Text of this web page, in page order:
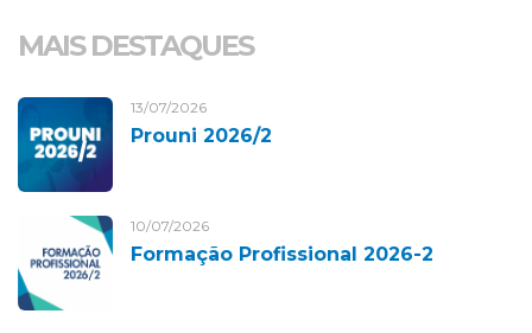
MAIS DESTAQUES
13/07/2026
Prouni 2026/2
10/07/2026
Formação Profissional 2026-2